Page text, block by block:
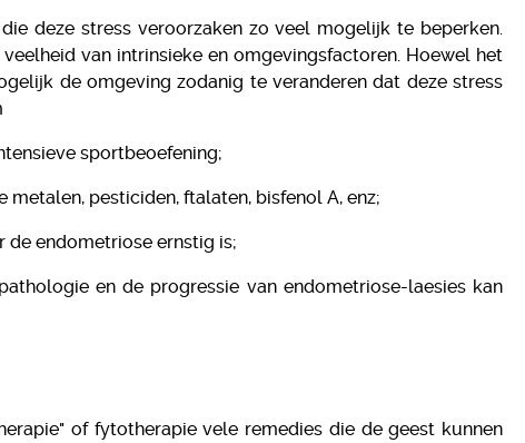
deze stress veroorzaken zo veel mogelijk te beperken.
van intrinsieke en omgevingsfactoren. Hoewel het
de omgeving zodanig te veranderen dat deze stress
sportbeoefening;
pesticiden, ftalaten, bisfenol A, enz;
endometriose ernstig is;
en de progressie van endometriose-laesies kan
of fytotherapie vele remedies die de geest kunnen